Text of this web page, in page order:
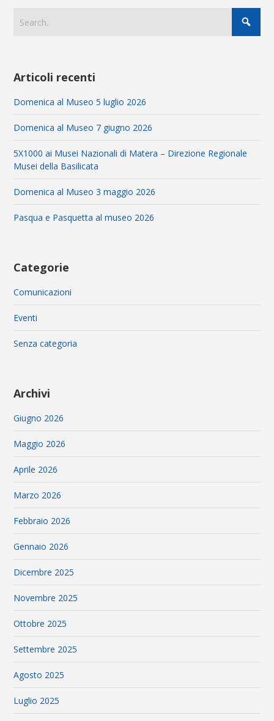
Articoli recenti
Domenica al Museo 5 luglio 2026
Domenica al Museo 7 giugno 2026
5X1000 ai Musei Nazionali di Matera – Direzione Regionale
Musei della Basilicata
Domenica al Museo 3 maggio 2026
Pasqua e Pasquetta al museo 2026
Categorie
Comunicazioni
Eventi
Senza categoria
Archivi
Giugno 2026
Maggio 2026
Aprile 2026
Marzo 2026
Febbraio 2026
Gennaio 2026
Dicembre 2025
Novembre 2025
Ottobre 2025
Settembre 2025
Agosto 2025
Luglio 2025